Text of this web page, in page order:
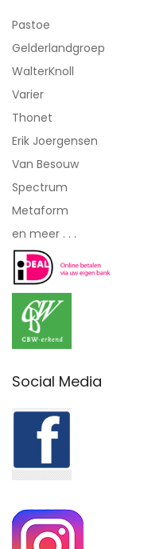
Pastoe
Gelderlandgroep
WalterKnoll
Varier
Thonet
Erik Joergensen
Van Besouw
Spectrum
Metaform
en meer . . .
Social Media